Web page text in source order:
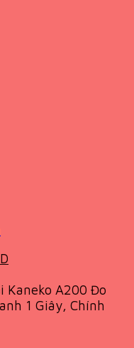
is:
1,729,000 VND.
Kaneko A200 Đo
1 Giây, Chính